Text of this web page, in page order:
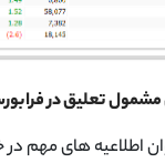
مشمول تعلیق در
اطلاعیه های مهم